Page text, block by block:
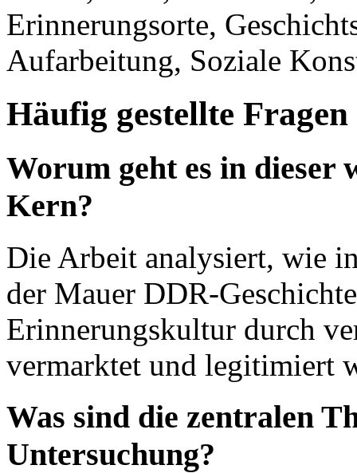
Erinnerungsorte,
Aufarbeitung, Soziale
Häufig gestellte Fragen
Worum geht es in dieser
Kern?
Die Arbeit analysiert, wie
der Mauer DDR-
Erinnerungskultur durch
vermarktet und legitimiert
Was sind die zentralen
Untersuchung?